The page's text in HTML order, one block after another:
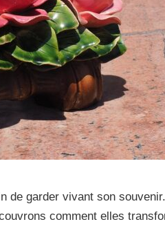
garder vivant son
comment elles